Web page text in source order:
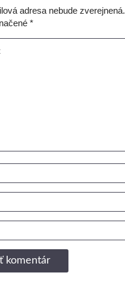
adresa nebude zverejnená.
*